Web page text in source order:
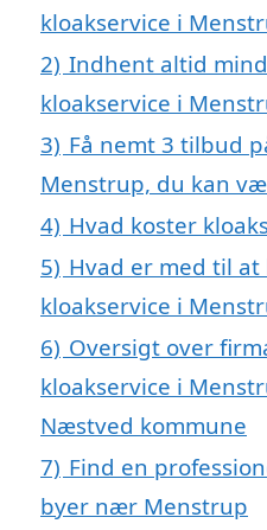
kloakservice i
2) Indhent altid
kloakservice i
3) Få nemt 3 tilbud
Menstrup, du kan
4) Hvad koster
5) Hvad er med til
kloakservice i
6) Oversigt over
kloakservice i
Næstved kommune
7) Find en
byer nær Menstrup